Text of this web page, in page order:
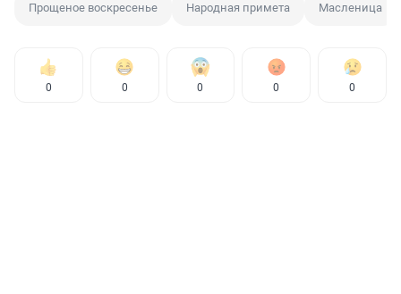
Прощеное воскресенье Народная примета Масленица
0 0 0 0 0